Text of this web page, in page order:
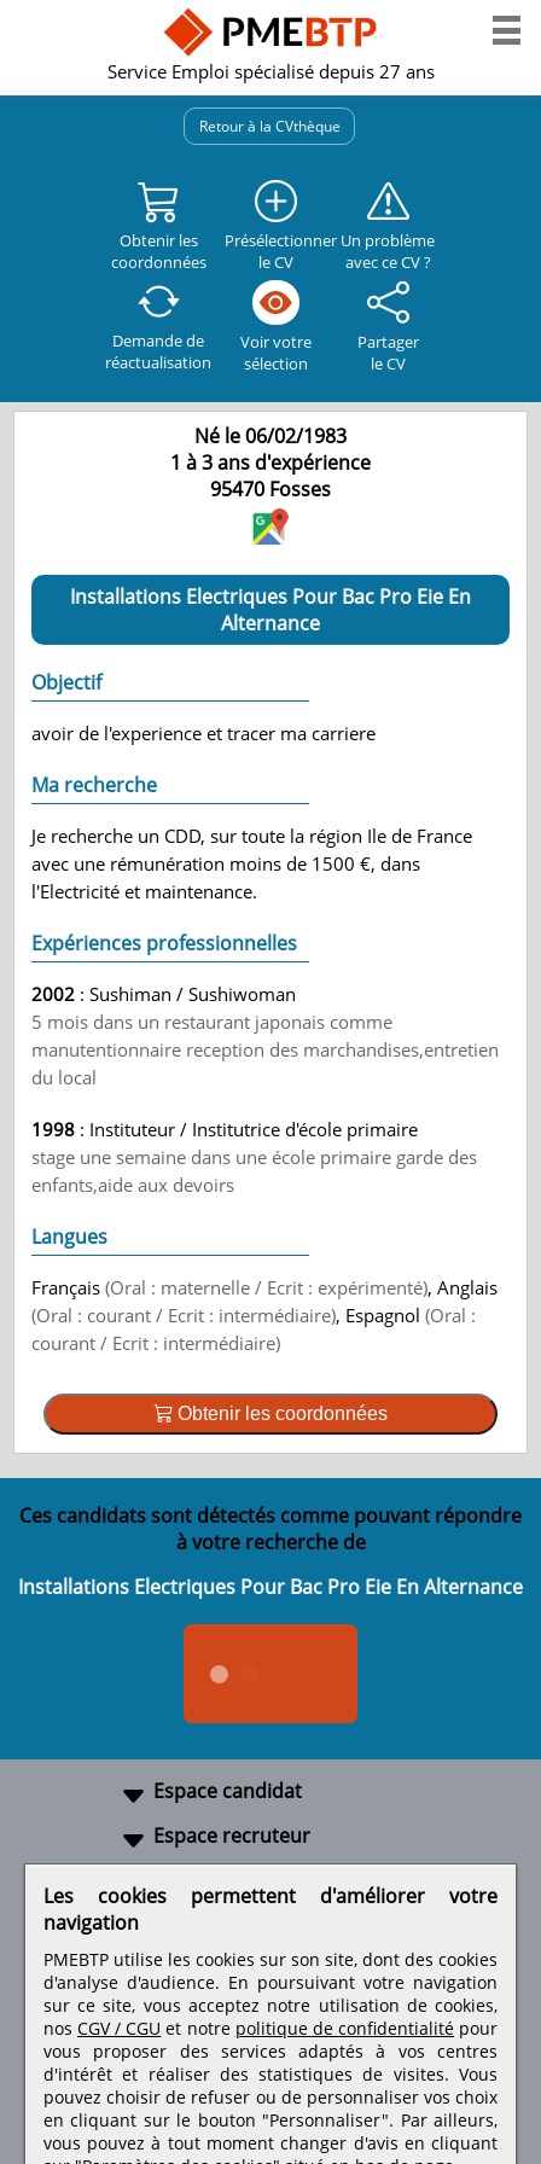
Service Emploi spécialisé depuis 27 ans
Retour à la CVthèque
Obtenir les
coordonnées
Présélectionner
le CV
Un problème
avec ce CV ?
Demande de
réactualisation
Voir votre
sélection
Partager
le CV
Né le 06/02/1983
1 à 3 ans d'expérience
95470 Fosses
Installations Electriques Pour Bac Pro Eie En
Alternance
Objectif
avoir de l'experience et tracer ma carriere
Ma recherche
Je recherche un CDD, sur toute la région Ile de France
avec une rémunération moins de 1500 €, dans
l'Electricité et maintenance.
Expériences professionnelles
2002 : Sushiman / Sushiwoman
5 mois dans un restaurant japonais comme
manutentionnaire reception des marchandises,entretien
du local
1998 : Instituteur / Institutrice d'école primaire
stage une semaine dans une école primaire garde des
enfants,aide aux devoirs
Langues
Français(Oral : maternelle / Ecrit : expérimenté), Anglais
(Oral : courant / Ecrit : intermédiaire), Espagnol(Oral :
courant / Ecrit : intermédiaire)
Obtenir les coordonnées
Ces candidats sont détectés comme pouvant répondre
à votre recherche de
Installations Electriques Pour Bac Pro Eie En Alternance
Espace candidat
Espace recruteur
Retrouvez-nous sur les réseaux sociaux
Les cookies permettent d'améliorer votre
navigation
PMEBTP utilise les cookies sur son site, dont des cookies
d'analyse d'audience. En poursuivant votre navigation
sur ce site, vous acceptez notre utilisation de cookies,
nos CGV / CGU et notre politique de confidentialité pour
vous proposer des services adaptés à vos centres
d'intérêt et réaliser des statistiques de visites.Vous
pouvez choisir de refuser ou de personnaliser vos choix
en cliquant sur le bouton "Personnaliser". Par ailleurs,
vous pouvez à tout moment changer d'avis en cliquant